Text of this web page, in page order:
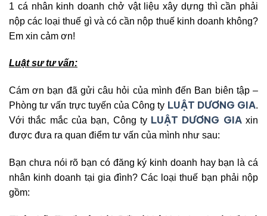
1 cá nhân kinh doanh chở vật liệu xây dựng thì cần phải
nộp các loại thuế gì và có cần nộp thuế kinh doanh không?
Em xin cảm ơn!
Luật sư tư vấn:
Cám ơn bạn đã gửi câu hỏi của mình đến Ban biên tập –
Phòng tư vấn trực tuyến của Công ty LUẬT DƯƠNG GIA.
Với thắc mắc của bạn, Công ty LUẬT DƯƠNG GIAxin
được đưa ra quan điểm tư vấn của mình như sau:
Bạn chưa nói rõ bạn có đăng ký kinh doanh hay bạn là cá
nhân kinh doanh tại gia đình? Các loại thuế bạn phải nộp
gồm: